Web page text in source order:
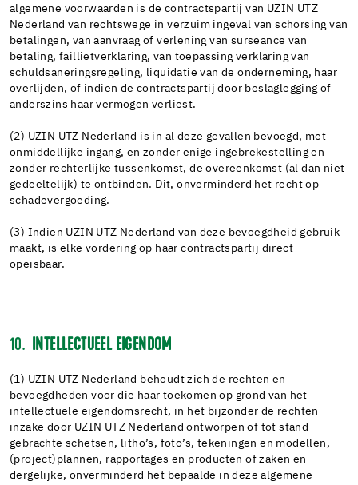
algemene voorwaarden is de contractspartij van UZIN UTZ
Nederland van rechtswege in verzuim ingeval van schorsing van
betalingen, van aanvraag of verlening van surseance van
betaling, faillietverklaring, van toepassing verklaring van
schuldsaneringsregeling, liquidatie van de onderneming, haar
overlijden, of indien de contractspartij door beslaglegging of
anderszins haar vermogen verliest.
(2) UZIN UTZ Nederland is in al deze gevallen bevoegd, met
onmiddellijke ingang, en zonder enige ingebrekestelling en
zonder rechterlijke tussenkomst, de overeenkomst (al dan niet
gedeeltelijk) te ontbinden. Dit, onverminderd het recht op
schadevergoeding.
(3) Indien UZIN UTZ Nederland van deze bevoegdheid gebruik
maakt, is elke vordering op haar contractspartij direct
opeisbaar.
10. INTELLECTUEEL EIGENDOM
(1) UZIN UTZ Nederland behoudt zich de rechten en
bevoegdheden voor die haar toekomen op grond van het
intellectuele eigendomsrecht, in het bijzonder de rechten
inzake door UZIN UTZ Nederland ontworpen of tot stand
gebrachte schetsen, litho’s, foto’s, tekeningen en modellen,
(project)plannen, rapportages en producten of zaken en
dergelijke, onverminderd het bepaalde in deze algemene